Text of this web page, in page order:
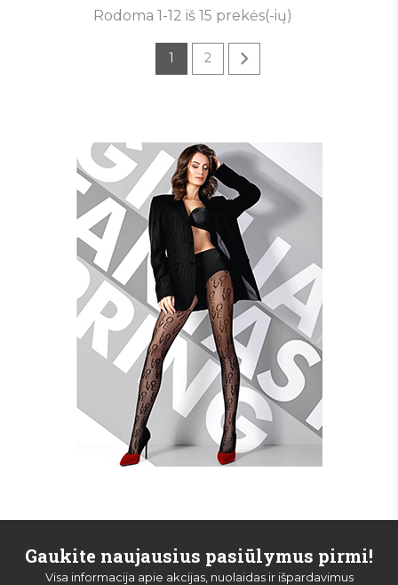
Rodoma 1-12 iš 15 prekės(-ių)
1 2 
Gaukite naujausius pasiūlymus pirmi!
Visa informacija apie akcijas, nuolaidas ir išpardavimus